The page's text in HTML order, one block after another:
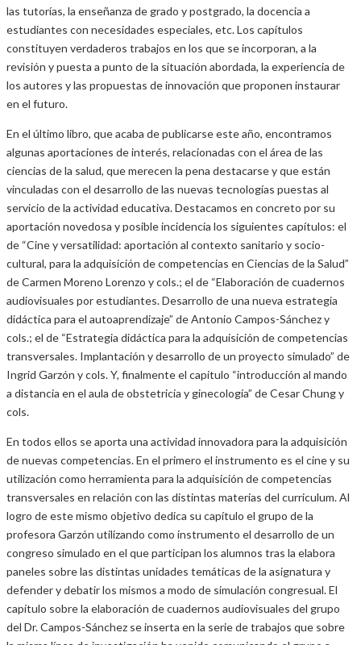
las tutorías, la enseñanza de grado y postgrado, la docencia a
estudiantes con necesidades especiales, etc. Los capítulos
constituyen verdaderos trabajos en los que se incorporan, a la
revisión y puesta a punto de la situación abordada, la experiencia de
los autores y las propuestas de innovación que proponen instaurar
en el futuro.
En el último libro, que acaba de publicarse este año, encontramos
algunas aportaciones de interés, relacionadas con el área de las
ciencias de la salud, que merecen la pena destacarse y que están
vinculadas con el desarrollo de las nuevas tecnologías puestas al
servicio de la actividad educativa. Destacamos en concreto por su
aportación novedosa y posible incidencia los siguientes capítulos: el
de “Cine y versatilidad: aportación al contexto sanitario y socio-
cultural, para la adquisición de competencias en Ciencias de la Salud”
de Carmen Moreno Lorenzo y cols.; el de “Elaboración de cuadernos
audiovisuales por estudiantes. Desarrollo de una nueva estrategia
didáctica para el autoaprendizaje” de Antonio Campos-Sánchez y
cols.; el de “Estrategia didáctica para la adquisición de competencias
transversales. Implantación y desarrollo de un proyecto simulado” de
Ingrid Garzón y cols. Y, finalmente el capitulo “introducción al mando
a distancia en el aula de obstetricia y ginecología” de Cesar Chung y
cols.
En todos ellos se aporta una actividad innovadora para la adquisición
de nuevas competencias. En el primero el instrumento es el cine y su
utilización como herramienta para la adquisición de competencias
transversales en relación con las distintas materias del curriculum. Al
logro de este mismo objetivo dedica su capítulo el grupo de la
profesora Garzón utilizando como instrumento el desarrollo de un
congreso simulado en el que participan los alumnos tras la elabora
paneles sobre las distintas unidades temáticas de la asignatura y
defender y debatir los mismos a modo de simulación congresual. El
capítulo sobre la elaboración de cuadernos audiovisuales del grupo
del Dr. Campos-Sánchez se inserta en la serie de trabajos que sobre